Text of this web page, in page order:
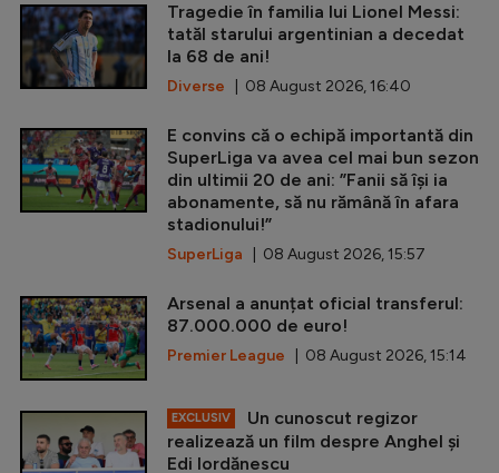
Tragedie în familia lui Lionel Messi:
tatăl starului argentinian a decedat
la 68 de ani!
Diverse | 08 August 2026, 16:40
E convins că o echipă importantă din
SuperLiga va avea cel mai bun sezon
din ultimii 20 de ani: ”Fanii să își ia
abonamente, să nu rămână în afara
stadionului!”
SuperLiga | 08 August 2026, 15:57
Arsenal a anunțat oficial transferul:
87.000.000 de euro!
Premier League | 08 August 2026, 15:14
EXCLUSIV
Un cunoscut regizor
realizează un film despre Anghel și
Edi Iordănescu